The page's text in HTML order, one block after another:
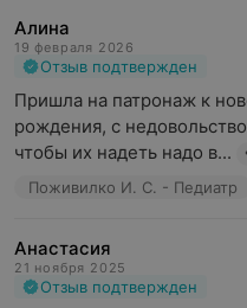
Алина
19 февраля 2026
Отзыв подтвержден
Пришла на патронаж к
рождения, с
чтобы их надеть надо в...
Поживилко И. С. - Педиатр
Анастасия
21 ноября 2025
Отзыв подтвержден